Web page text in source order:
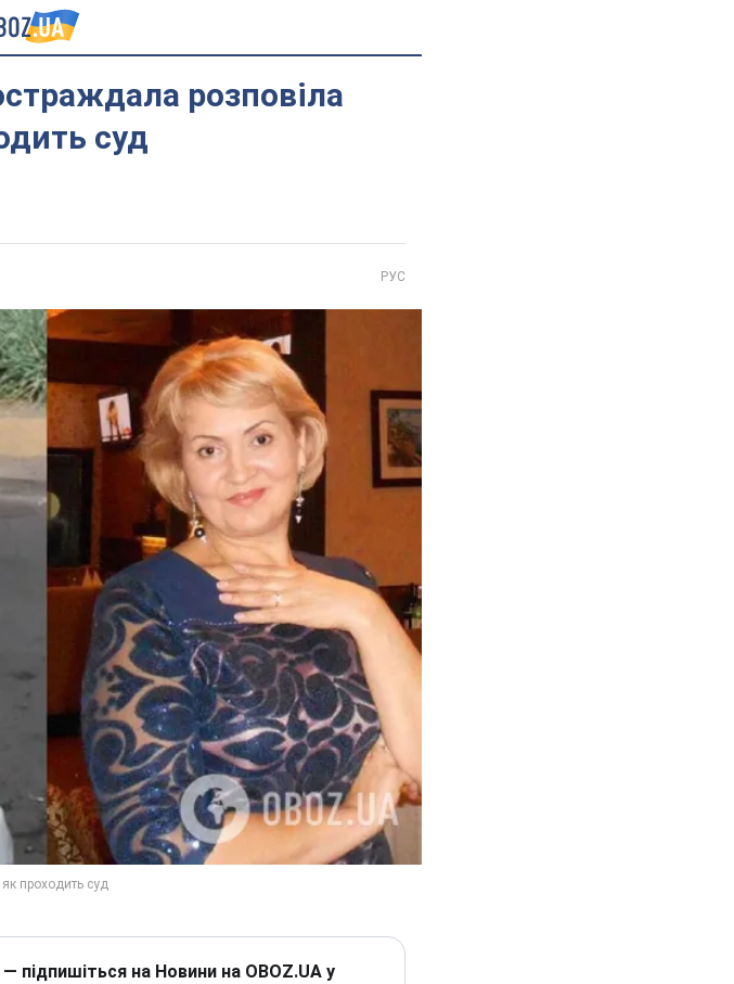
розповіла
суд
РУС
підпишіться на Новини на OBOZ.UA у